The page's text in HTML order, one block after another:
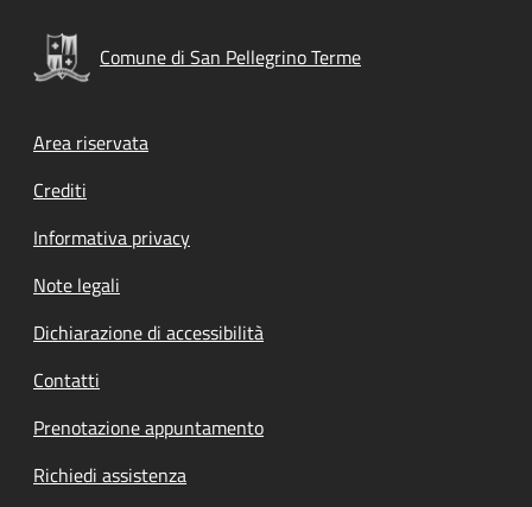
Comune di San Pellegrino Terme
Footer menu
Area riservata
Crediti
Informativa privacy
Note legali
Dichiarazione di accessibilità
Contatti
Prenotazione appuntamento
Richiedi assistenza